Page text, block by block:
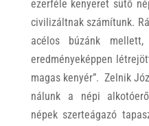
ezerféle kenyeret sütő
civilizáltnak számítunk.
acélos búzánk
eredményeképpen
magas kenyér”. Zelnik
nálunk a népi
népek szerteágazó